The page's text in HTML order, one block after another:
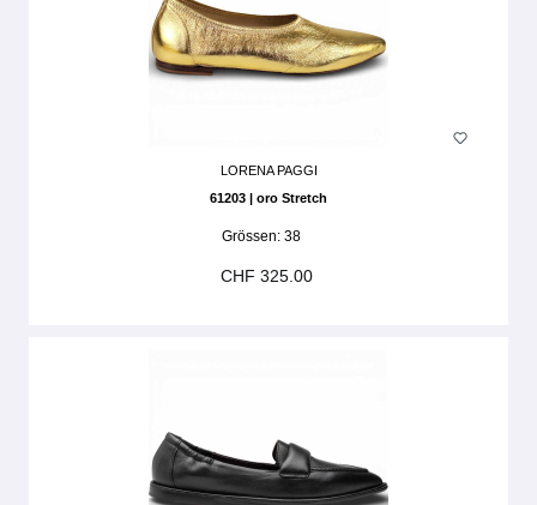
LORENA PAGGI
61203 | oro Stretch
Grössen: 38
CHF 325.00